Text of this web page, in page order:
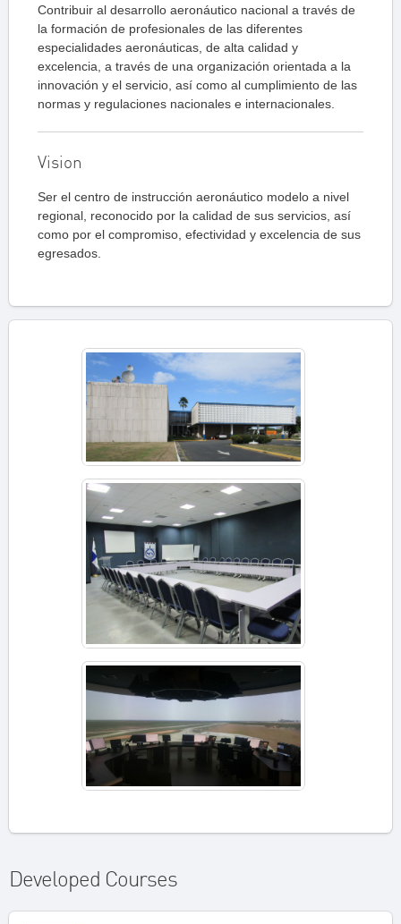
Contribuir al desarrollo aeronáutico nacional a través de
la formación de profesionales de las diferentes
especialidades aeronáuticas, de alta calidad y
excelencia, a través de una organización orientada a la
innovación y el servicio, así como al cumplimiento de las
normas y regulaciones nacionales e internacionales.
Vision
Ser el centro de instrucción aeronáutico modelo a nivel
regional, reconocido por la calidad de sus servicios, así
como por el compromiso, efectividad y excelencia de sus
egresados.
Developed Courses